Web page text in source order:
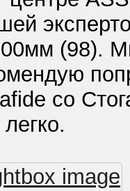
(98).
co